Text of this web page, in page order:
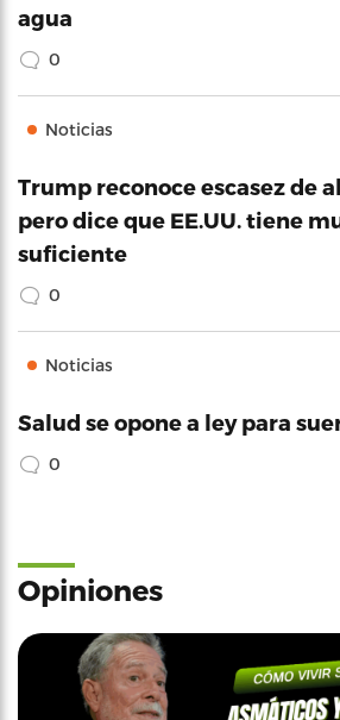
agua
0
Noticias
Trump reconoce escasez de
pero dice que EE.UU. tiene
suficiente
0
Noticias
Salud se opone a ley para
0
Opiniones